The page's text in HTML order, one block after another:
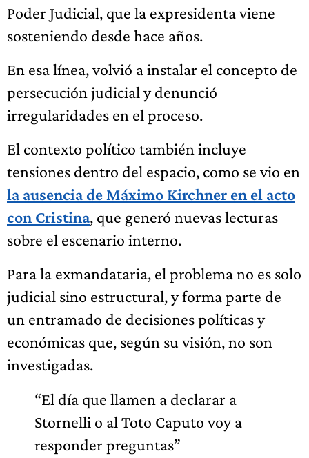
Poder Judicial, que la expresidenta viene
sosteniendo desde hace años.
En esa línea, volvió a instalar el concepto de
persecución judicial y denunció
irregularidades en el proceso.
El contexto político también incluye
tensiones dentro del espacio, como se vio en
la ausencia de Máximo Kirchner en el acto
con Cristina, que generó nuevas lecturas
sobre el escenario interno.
Para la exmandataria, el problema no es solo
judicial sino estructural, y forma parte de
un entramado de decisiones políticas y
económicas que, según su visión, no son
investigadas.
“El día que llamen a declarar a
Stornelli o al Toto Caputo voy a
responder preguntas”